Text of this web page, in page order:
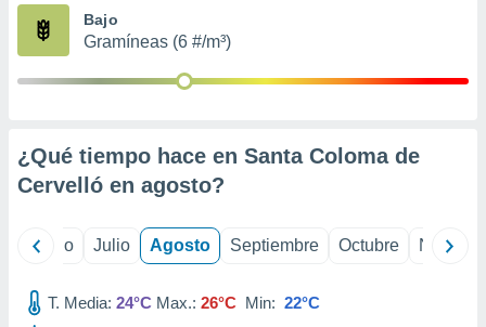
1199
Bajo
Gramíneas (6 #/m³)
¿Qué tiempo hace en Santa Coloma de
Cervelló en agosto?
Junio Julio Agosto Septiembre Octubre
T. Media: 24°C Max.: 26°C Min: 22°C